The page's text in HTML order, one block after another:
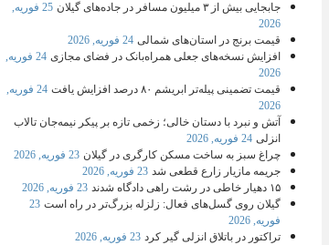
جابجایی بیش از ۳ میلیون مسافر در جاده‌های گیلان
25 فوریه,
2026
قیمت برنج در استان‌های شمالی 24 فوریه, 2026
افزایش نسخه‌های جعلی همراه‌بانک در فضای مجازی
24 فوریه,
2026
قیمت تضمینی پیله‌تر ابریشم ۸۰ درصد افزایش یافت
24 فوریه,
2026
آتش و نبرد با دستان خالی؛ زخمی تازه بر پیکر نیمه‌جان تالاب
انزلی 24 فوریه, 2026
چراغ سبز به ساخت مسکن کارگری در گیلان 23 فوریه, 2026
جریمه مازیار زارع قطعی شد 23 فوریه, 2026
۱۵ دهیار خاطی در رشت راهی دادگاه شدند
23 فوریه, 2026
گیلان روی گسل‌های فعال: زلزله بزرگ‌تر در راه است 23
فوریه, 2026
تراکتور در باتلاق انزلی گیر کرد 23 فوریه, 2026